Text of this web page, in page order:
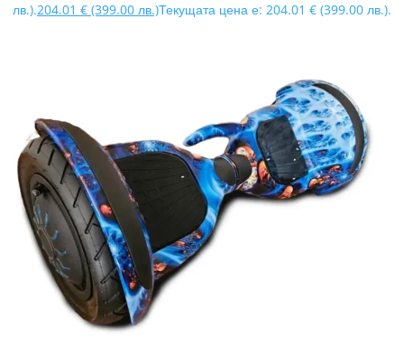
лв.).204.01 € (399.00 лв.)Текущата цена е: 204.01 € (399.00 лв.).